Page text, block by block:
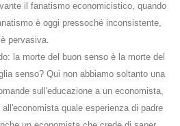
il fanatismo economicistico, quando
è oggi pressoché inconsistente,
pervasiva.
la morte del buon senso è la morte del
senso? Qui non abbiamo soltanto una
sull'educazione a un economista,
quale esperienza di padre